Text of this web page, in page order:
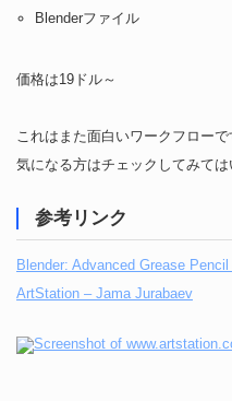
Blenderファイル
価格は19ドル～
これはまた面白いワークフローで
気になる方はチェックしてみては
参考リンク
Blender: Advanced Grease
ArtStation – Jama Jurabaev